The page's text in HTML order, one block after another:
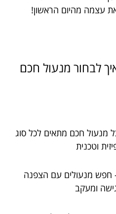
עצמה מהיום הראשון!
לבחור מנעול חכם
מנעול חכם מתאים לכל סוג
וטכנית
מנעולים עם הצפנה
ומעקב